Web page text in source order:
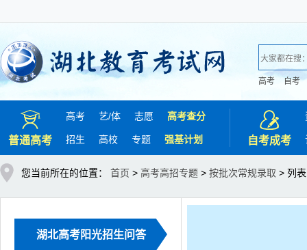
高考 自考
普通高考
高考 艺/体 志愿 高考查分
招生 高校 专题 强基计划 自考成考
您当前所在的位置： 首页 > 高考高招专题 > 按批次常规录取 > 列表
湖北高考阳光招生问答